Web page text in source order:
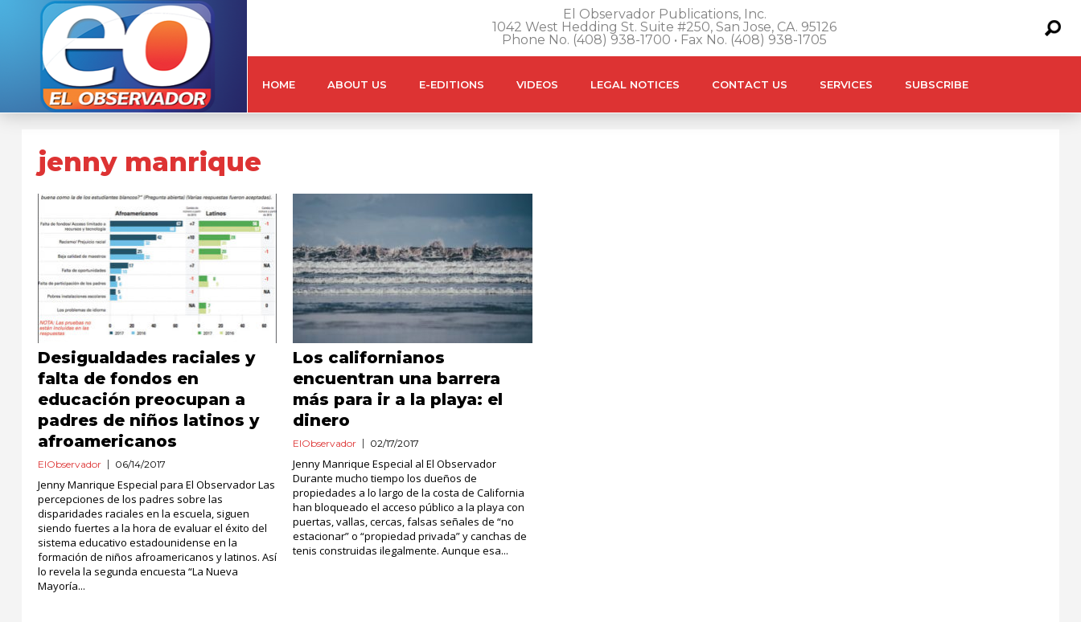
El Observador Publications, Inc.
1042 West Hedding St. Suite #250, San Jose, CA. 95126
Phone No. (408) 938-1700 • Fax No. (408) 938-1705
HOME ABOUT US E-EDITIONS VIDEOS LEGAL NOTICES CONTACT US SERVICES SUBSCRIBE
jenny manrique
Desigualdades raciales y
falta de fondos en
educación preocupan a
padres de niños latinos y
afroamericanos
ElObservador 06/14/2017
Jenny Manrique Especial para El Observador Las
percepciones de los padres sobre las
disparidades raciales en la escuela, siguen
siendo fuertes a la hora de evaluar el éxito del
sistema educativo estadounidense en la
formación de niños afroamericanos y latinos. Así
lo revela la segunda encuesta “La Nueva
Mayoría...
Los californianos
encuentran una barrera
más para ir a la playa: el
dinero
ElObservador 02/17/2017
Jenny Manrique Especial al El Observador
Durante mucho tiempo los dueños de
propiedades a lo largo de la costa de California
han bloqueado el acceso público a la playa con
puertas, vallas, cercas, falsas señales de “no
estacionar” o “propiedad privada” y canchas de
tenis construidas ilegalmente. Aunque esa...